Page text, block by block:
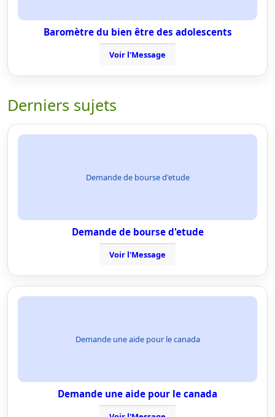
Baromètre du bien être des adolescents
Voir l'Message
Derniers sujets
Demande de bourse d'etude
Demande de bourse d'etude
Voir l'Message
Demande une aide pour le canada
Demande une aide pour le canada